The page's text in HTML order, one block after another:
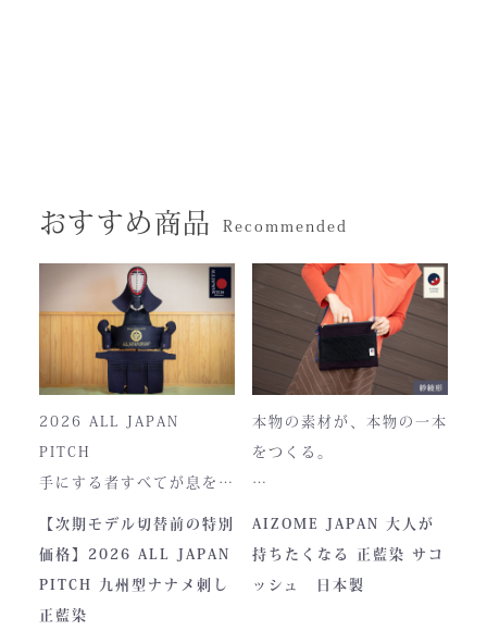
おすすめ商品 Recommended
2026 ALL JAPAN
PITCH
手にする者すべてが息をの
む、現代剣道具の頂点。一
【次期モデル切替前の特別
価格】2026 ALL JAPAN
PITCH 九州型ナナメ刺し
正藍染
本物の素材が、本物の一本
をつくる。
AIZOME JAPAN 大人が
持ちたくなる 正藍染 サコ
ッシュ 日本製